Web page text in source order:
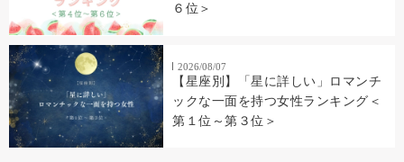
６位＞
2026/08/07
【星座別】「星に詳しい」ロマンチ
ックな一面を持つ女性ランキング＜
第１位～第３位＞